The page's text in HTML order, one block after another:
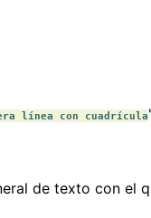
línea con cuadrícula
de texto con el